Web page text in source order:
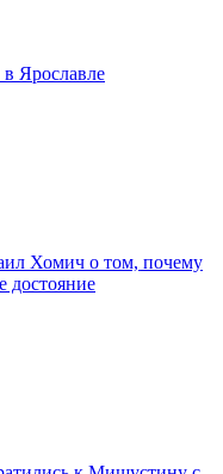
Ярославле
Хомич о том, почему
достояние